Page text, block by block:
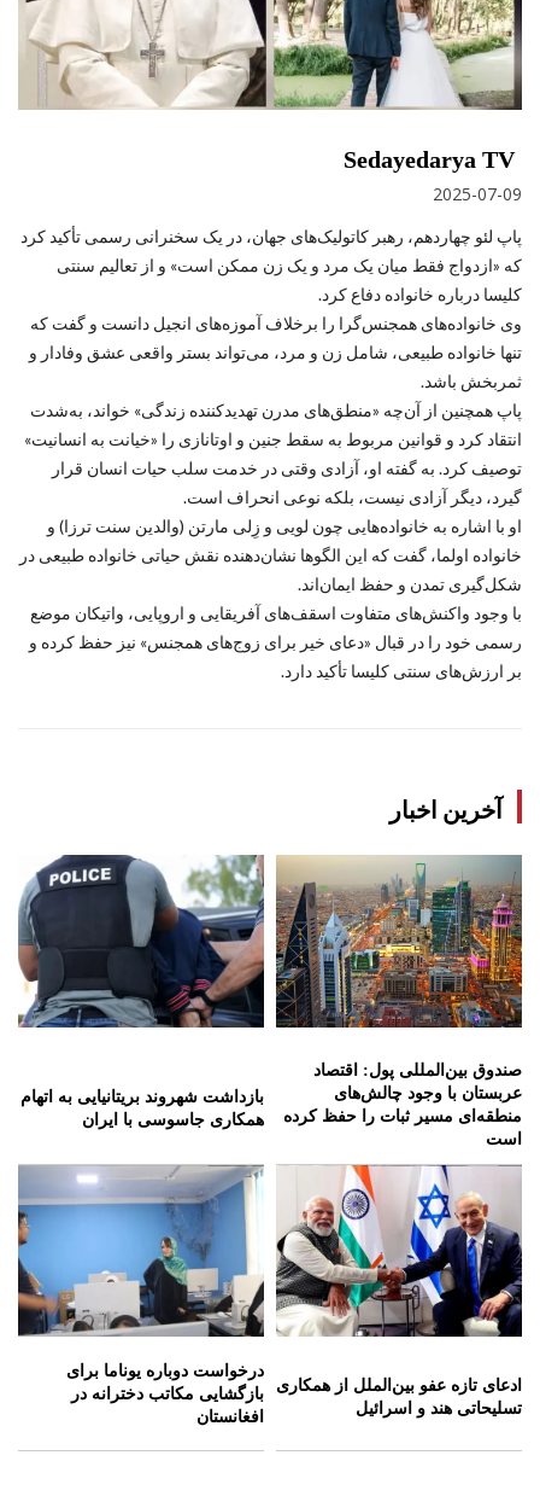
Sedayedarya TV
2025-07-09
پاپ لئو چهاردهم، رهبر کاتولیک‌های جهان، در یک سخنرانی رسمی تأکید کرد
که «ازدواج فقط میان یک مرد و یک زن ممکن است» و از تعالیم سنتی
کلیسا درباره خانواده دفاع کرد.
وی خانواده‌های همجنس‌گرا را برخلاف آموزه‌های انجیل دانست و گفت که
تنها خانواده طبیعی، شامل زن و مرد، می‌تواند بستر واقعی عشق وفادار و
ثمربخش باشد.
پاپ همچنین از آن‌چه «منطق‌های مدرن تهدیدکننده زندگی» خواند، به‌شدت
انتقاد کرد و قوانین مربوط به سقط‌ جنین و اوتانازی را «خیانت به انسانیت»
توصیف کرد. به گفته او، آزادی وقتی در خدمت سلب حیات انسان قرار
گیرد، دیگر آزادی نیست، بلکه نوعی انحراف است.
او با اشاره به خانواده‌هایی چون لویی و زِلی مارتن (والدین سنت ترزا) و
خانواده اولما، گفت که این الگوها نشان‌دهنده نقش حیاتی خانواده طبیعی در
شکل‌گیری تمدن و حفظ ایمان‌اند.
با وجود واکنش‌های متفاوت اسقف‌های آفریقایی و اروپایی، واتیکان موضع
رسمی خود را در قبال «دعای خیر برای زوج‌های همجنس» نیز حفظ کرده و
بر ارزش‌های سنتی کلیسا تأکید دارد.
آخرین اخبار
صندوق بین‌المللی پول: اقتصاد
عربستان با وجود چالش‌های
منطقه‌ای مسیر ثبات را حفظ کرده
است
بازداشت شهروند بریتانیایی به اتهام
همکاری جاسوسی با ایران
ادعای تازه عفو بین‌الملل از همکاری
تسلیحاتی هند و اسرائیل
درخواست دوباره یوناما برای
بازگشایی مکاتب دخترانه در
افغانستان